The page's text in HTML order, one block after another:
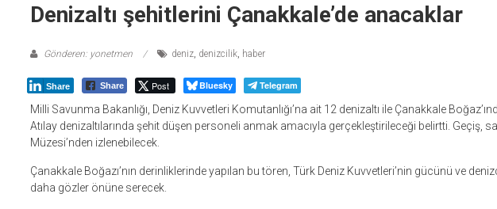
Denizaltı şehitlerini Çanakkale’de anacaklar
Gönderen: yonetmen deniz, denizcilik, haber
Share Share Post Bluesky Telegram
Milli Savunma Bakanlığı, Deniz Kuvvetleri Komutanlığı’na ait 12 denizaltı ile Çanakkale
Atılay denizaltılarında şehit düşen personeli anmak amacıyla gerçekleştirileceği belirtti. Geçiş,
Müzesi’nden izlenebilecek.
Çanakkale Boğazı’nın derinliklerinde yapılan bu tören, Türk Deniz Kuvvetleri’nin gücünü ve
daha gözler önüne serecek.